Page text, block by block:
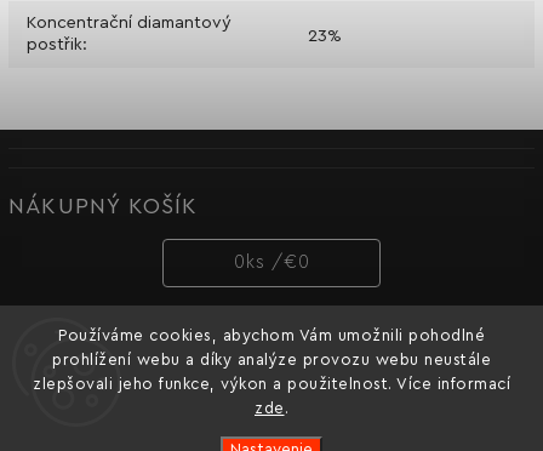
Používáme cookies, abychom Vám umožnili pohodlné
prohlížení webu a díky analýze provozu webu neustále
zlepšovali jeho funkce, výkon a použitelnost. Více informací
zde .
Koncentrační diamantový
postřik: 23%
NÁKUPNÝ KOŠÍK
0 ks /€0
PRIJÍMAME ONLINE PLATBY